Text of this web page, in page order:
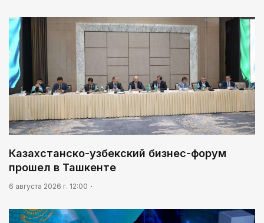
Казахстанско-узбекский бизнес-форум
прошел в Ташкенте
6 августа 2026 г. 12:00